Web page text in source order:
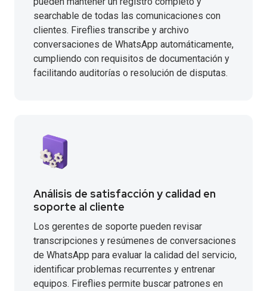
searchable de todas las comunicaciones con
clientes. Fireflies transcribe y archivo
conversaciones de WhatsApp automáticamente,
cumpliendo con requisitos de documentación y
facilitando auditorías o resolución de disputas.
Análisis de satisfacción y calidad en
soporte al cliente
Los gerentes de soporte pueden revisar
transcripciones y resúmenes de conversaciones
de WhatsApp para evaluar la calidad del servicio,
identificar problemas recurrentes y entrenar
equipos. Fireflies permite buscar patrones en